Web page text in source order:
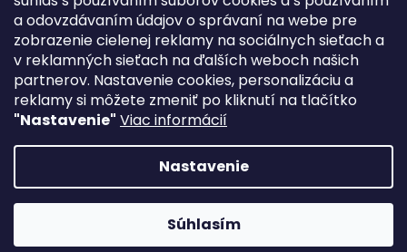
a odovzdávaním údajov o správaní na webe pre
zobrazenie cielenej reklamy na sociálnych sieťach a
v reklamných sieťach na ďalších weboch našich
partnerov. Nastavenie cookies, personalizáciu a
reklamy si môžete zmeniť po kliknutí na tlačítko
"Nastavenie" Viac informácií
Nastavenie
Súhlasím
Priprav sa na novú sezónu⛰! Kvalitné a dizajnové Rakúske
bicykle KTM🇦🇹 Myroon a Scarp za neopakovateľné ceny💣!
Reklamačný poriadok
Napíšte nám
Kontakty
Servis
Vytvoril Shoptet
Extended-bikes